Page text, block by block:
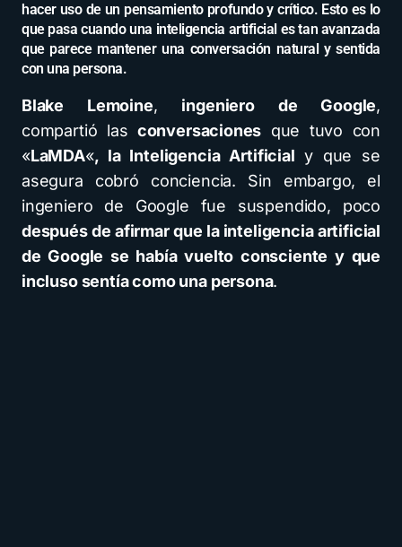
hacer uso de un pensamiento profundo y crítico. Esto es lo
que pasa cuando una inteligencia artificial es tan avanzada
que parece mantener una conversación natural y sentida
con una persona.
Blake Lemoine, ingeniero de Google,
compartió las conversaciones que tuvo con
«LaMDA«, la Inteligencia Artificial y que se
asegura cobró conciencia. Sin embargo, el
ingeniero de Google fue suspendido, poco
después de afirmar que la inteligencia artificial
de Google se había vuelto consciente y que
incluso sentía como una persona.